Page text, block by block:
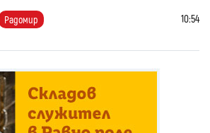
Радомир 10:54